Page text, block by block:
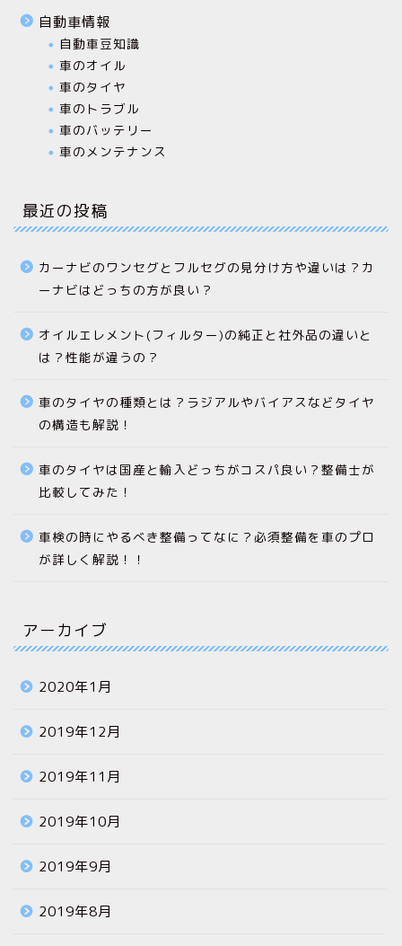
自動車情報
自動車豆知識
車のオイル
車のタイヤ
車のトラブル
車のバッテリー
車のメンテナンス
最近の投稿
カーナビのワンセグとフルセグの見分け方や違いは？カ
ーナビはどっちの方が良い？
オイルエレメント(フィルター)の純正と社外品の違いと
は？性能が違うの？
車のタイヤの種類とは？ラジアルやバイアスなどタイヤ
の構造も解説！
車のタイヤは国産と輸入どっちがコスパ良い？整備士が
比較してみた！
車検の時にやるべき整備ってなに？必須整備を車のプロ
が詳しく解説！！
アーカイブ
2020年1月
2019年12月
2019年11月
2019年10月
2019年9月
2019年8月